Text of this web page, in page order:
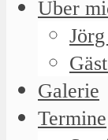
Über
Galerie
Termine